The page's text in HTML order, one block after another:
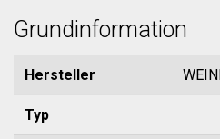
Grundinformation
Hersteller
Typ